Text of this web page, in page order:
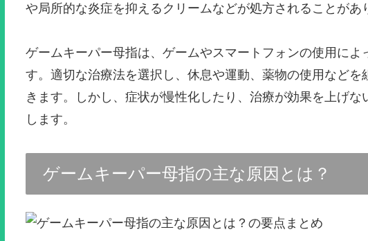
や局所的な炎症を抑えるクリームなどが処方されることがあ
ゲームキーパー母指は、ゲームやスマートフォンの使用に
す。適切な治療法を選択し、休息や運動、薬物の使用など
きます。しかし、症状が慢性化したり、治療が効果を上げ
します。
ゲームキーパー母指の主な原因とは？